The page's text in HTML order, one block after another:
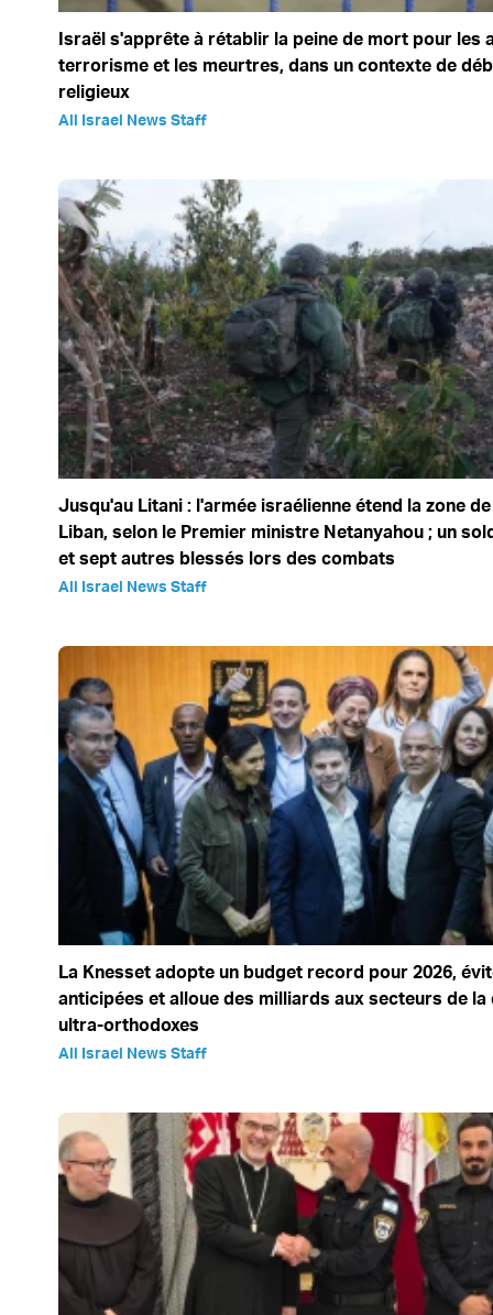
Israël s'apprête à rétablir la peine de mort pour les
terrorisme et les meurtres, dans un contexte de
religieux
All Israel News Staff
Jusqu'au Litani : l'armée israélienne étend la zone
Liban, selon le Premier ministre Netanyahou ; un
et sept autres blessés lors des combats
All Israel News Staff
La Knesset adopte un budget record pour 2026,
anticipées et alloue des milliards aux secteurs de la
ultra-orthodoxes
All Israel News Staff